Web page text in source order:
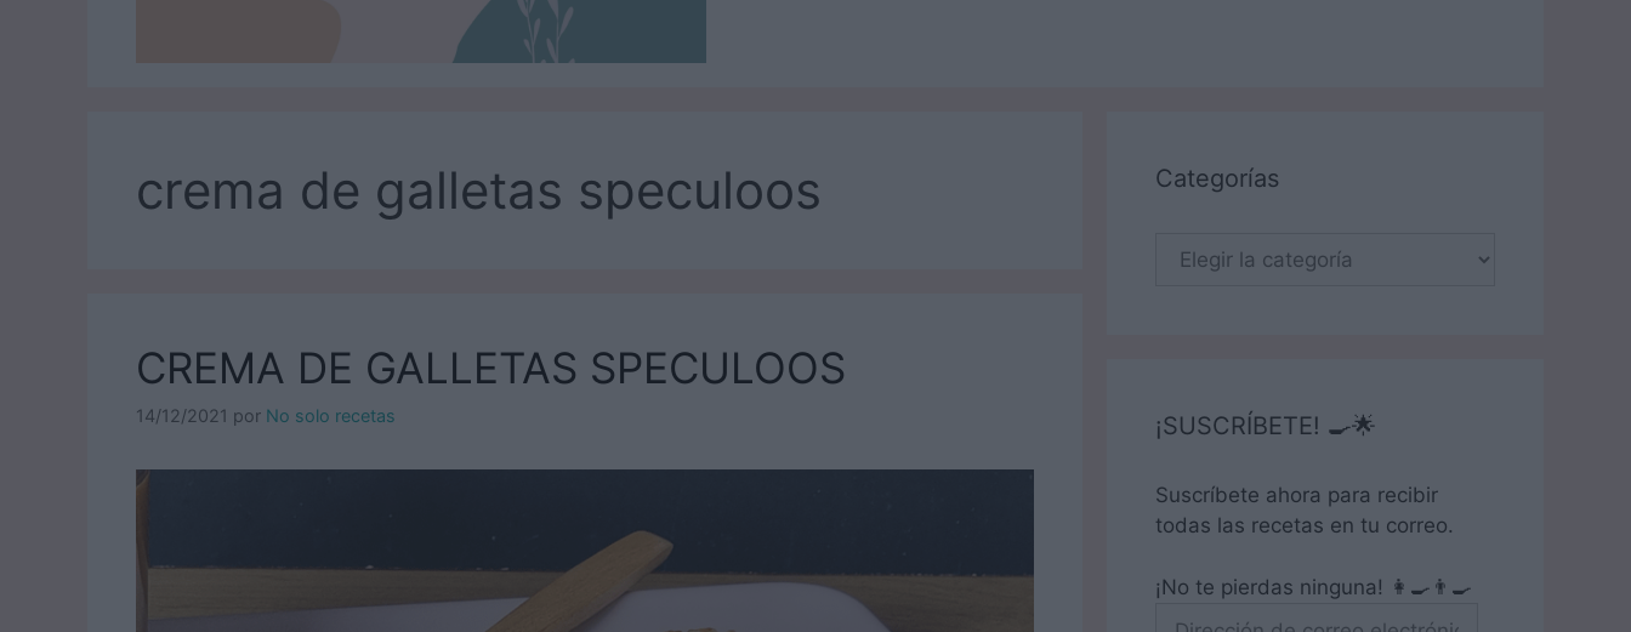
crema de galletas speculoos
CREMA DE GALLETAS SPECULOOS
14/12/2021 por No solo recetas
Categorías
Categorías
¡SUSCRÍBETE! 🍳🌟
Suscríbete ahora para recibir
todas las recetas en tu correo.
¡No te pierdas ninguna! 👩‍🍳👨‍🍳